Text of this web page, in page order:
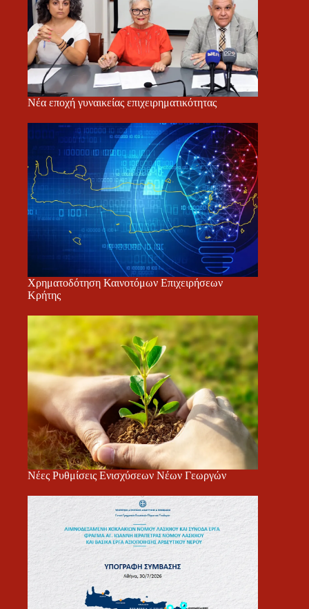
Νέα εποχή γυναικείας επιχειρηματικότητας
Χρηματοδότηση Καινοτόμων Επιχειρήσεων
Κρήτης
Νέες Ρυθμίσεις Ενισχύσεων Νέων Γεωργών